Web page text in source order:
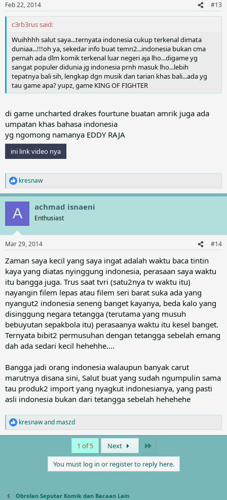
s
:
Feb 22, 2014 #13
c3rb3rus said:
Wuihhhh salut saya...ternyata indonesia cukup terkenal dimata
duniaa...!!!oh ya, sekedar info buat temn2...indonesia bukan cma
pernah ada dlm komik terkenal luar negeri aja lho...digame yg
sangat populer didunia jg indonesia prnh masuk lho...lebih
tepatnya bali sih, lengkap dgn musik dan tarian khas bali...ada yg
tau game apa? yupz, game KING OF FIGHTER
di game uncharted drakes fourtune buatan amrik juga ada
umpatan khas bahasa indonesia
yg ngomong namanya EDDY RAJA
ini link video nya
R
e
a
i
n
s
:
kresnaw
A achmad isnaeni
Enthusiast
Mar 29, 2014 #14
Zaman saya kecil yang saya ingat adalah waktu baca tintin
kaya yang diatas nyinggung indonesia, perasaan saya waktu
itu bangga juga. Trus saat tvri (satu2nya tv waktu itu)
nayangin filem lepas atau filem seri barat suka ada yang
nyangut2 indonesia seneng banget kayanya, beda kalo yang
disinggung negara tetangga (terutama yang musuh
bebuyutan sepakbola itu) perasaanya waktu itu kesel banget.
Ternyata bibit2 permusuhan dengan tetangga sebelah emang
dah ada sedari kecil hehehhe....
Bangga jadi orang indonesia walaupun banyak carut
marutnya disana sini, Salut buat yang sudah ngumpulin sama
tau produk2 import yang nyagkut indonesianya, yang pasti
asli indonesia bukan dari tetangga sebelah hehehehe
R
e
kresnawand maszd
1 of 5 Next
You must log in or register to reply here.
Obrolan Seputar Komik dan Bacaan Lain